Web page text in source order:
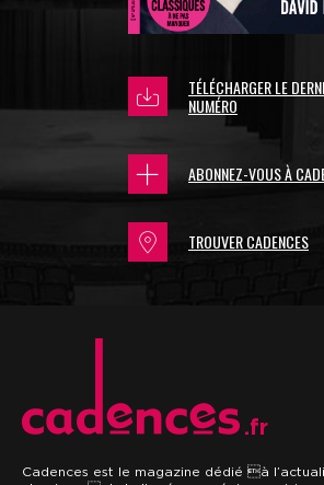
TÉLÉCHARGER LE
NUMÉRO
ABONNEZ-VOUS À
TROUVER CADENCES
.fr
Cadences est le magazine dédié à